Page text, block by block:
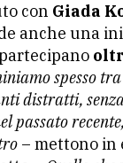
con Giada
anche una
spesso
distratti,
passato
– mettono in